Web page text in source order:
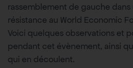
rassemblement de gauche
résistance au World Economic
Voici quelques observations et
pendant cet évènement, ainsi
qui en découlent.